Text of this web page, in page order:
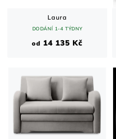
Laura
DODÁNÍ 1-4 TÝDNY
od 14 135 Kč